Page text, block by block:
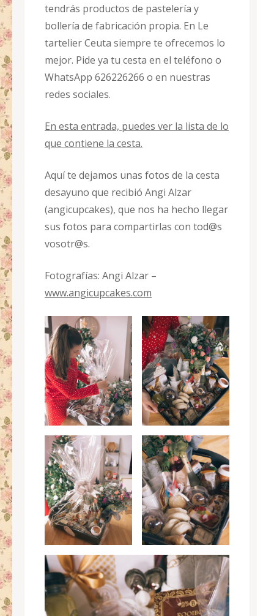
tendrás productos de pastelería y
bollería de fabricación propia. En Le
tartelier Ceuta siempre te ofrecemos lo
mejor. Pide ya tu cesta en el teléfono o
WhatsApp 626226266 o en nuestras
redes sociales.
En esta entrada, puedes ver la lista de lo
que contiene la cesta.
Aquí te dejamos unas fotos de la cesta
desayuno que recibió Angi Alzar
(angicupcakes), que nos ha hecho llegar
sus fotos para compartirlas con tod@s
vosotr@s.
Fotografías: Angi Alzar –
www.angicupcakes.com